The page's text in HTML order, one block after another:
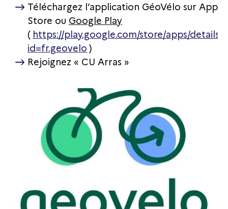
Téléchargez l’application GéoVélo sur App
Store ou Google Play
( https://play.google.com/store/apps/details?
id=fr.geovelo )
Rejoignez « CU Arras »